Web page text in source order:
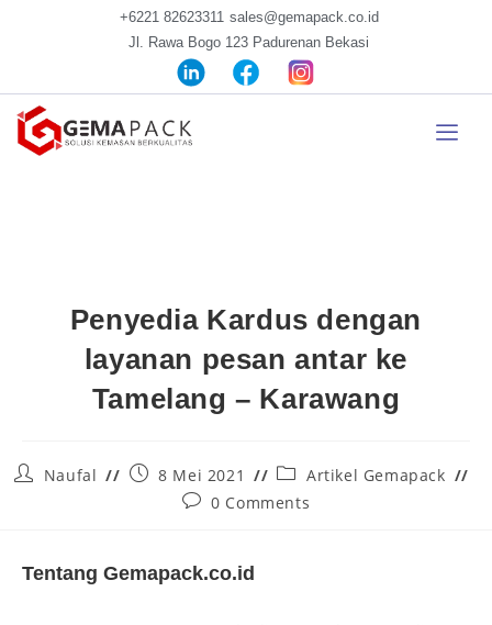
+6221 82623311 sales@gemapack.co.id
Jl. Rawa Bogo 123 Padurenan Bekasi
Penyedia Kardus dengan
layanan pesan antar ke
Tamelang – Karawang
Naufal 8 Mei 2021
Artikel Gemapack
0 Comments
Tentang Gemapack.co.id